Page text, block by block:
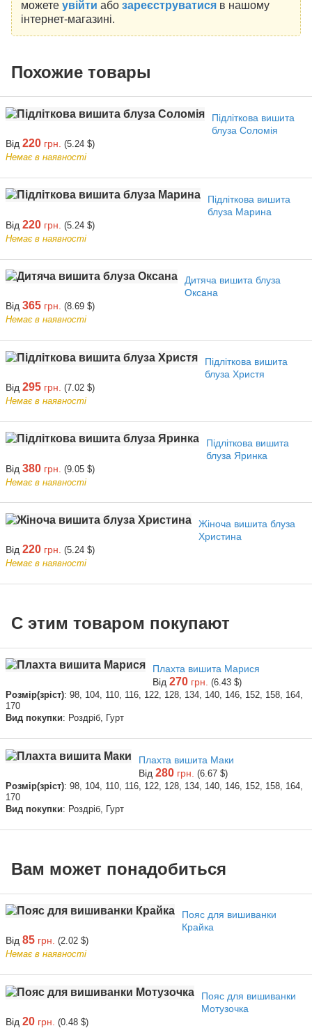
можете увійти або зареєструватисяв нашому
інтернет-магазині.
Похожие товары
Підліткова вишита
блуза Соломія
Від 220 грн. (5.24 $)
Немає в наявності
Підліткова вишита
блуза Марина
Від 220 грн. (5.24 $)
Немає в наявності
Дитяча вишита блуза
Оксана
Від 365 грн. (8.69 $)
Немає в наявності
Підліткова вишита
блуза Христя
Від 295 грн. (7.02 $)
Немає в наявності
Підліткова вишита
блуза Яринка
Від 380 грн. (9.05 $)
Немає в наявності
Жіноча вишита блуза
Христина
Від 220 грн. (5.24 $)
Немає в наявності
С этим товаром покупают
Плахта вишита Марися
Від 270 грн. (6.43 $)
Розмір(зріст): 98, 104, 110, 116, 122, 128, 134, 140, 146, 152, 158, 164,
170
Вид покупки: Роздріб, Гурт
Плахта вишита Маки
Від 280 грн. (6.67 $)
Розмір(зріст): 98, 104, 110, 116, 122, 128, 134, 140, 146, 152, 158, 164,
170
Вид покупки: Роздріб, Гурт
Вам может понадобиться
Пояс для вишиванки
Крайка
Від 85 грн. (2.02 $)
Немає в наявності
Пояс для вишиванки
Мотузочка
Від 20 грн. (0.48 $)